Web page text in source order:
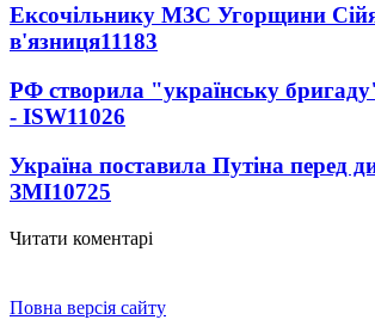
Ексочільнику МЗС Угорщини
в'язниця11183
РФ створила "українську
- ISW11026
Україна поставила Путіна перед
ЗМІ10725
Читати коментарі
Повна версія сайту